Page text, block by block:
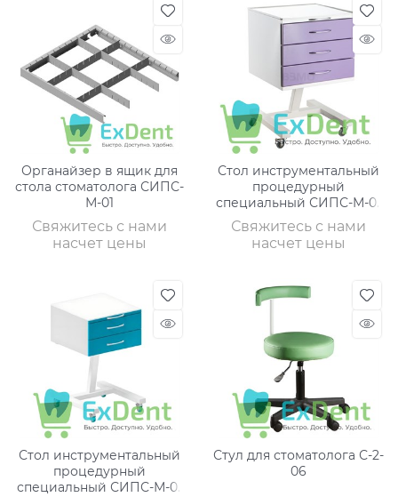
Органайзер в ящик для
стола стоматолога СИПС-
М-01
Свяжитесь с нами
насчет цены
Стол инструментальный
процедурный
специальный СИПС-М-01
Свяжитесь с нами
насчет цены
Стол инструментальный
процедурный
специальный СИПС-М-01
Стул для стоматолога С-2-
06